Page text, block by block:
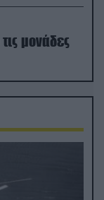
μονάδες